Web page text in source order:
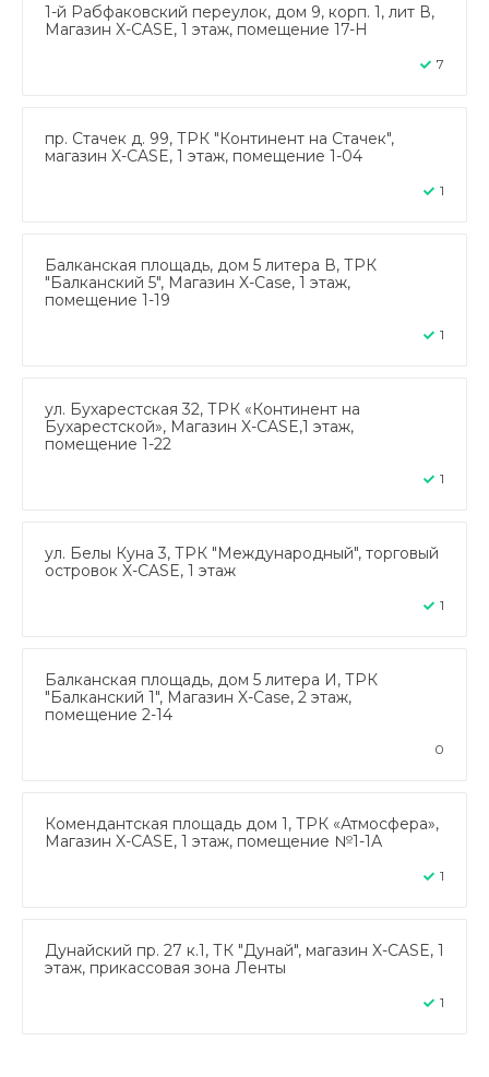
1-й Рабфаковский переулок, дом 9, корп. 1, лит В,
Магазин X-CASE, 1 этаж, помещение 17-Н
7
пр. Стачек д. 99, ТРК "Континент на Стачек",
магазин X-CASE, 1 этаж, помещение 1-04
1
Балканская площадь, дом 5 литера В, ТРК
"Балканский 5", Магазин X-Case, 1 этаж,
помещение 1-19
1
ул. Бухарестская 32, ТРК «Континент на
Бухарестской», Магазин X-CASE,1 этаж,
помещение 1-22
1
ул. Белы Куна 3, ТРК "Международный", торговый
островок X-CASE, 1 этаж
1
Балканская площадь, дом 5 литера И, ТРК
"Балканский 1", Магазин X-Case, 2 этаж,
помещение 2-14
0
Комендантская площадь дом 1, ТРК «Атмосфера»,
Магазин X-CASE, 1 этаж, помещение №1-1А
1
Дунайский пр. 27 к.1, ТК "Дунай", магазин X-CASE, 1
этаж, прикассовая зона Ленты
1